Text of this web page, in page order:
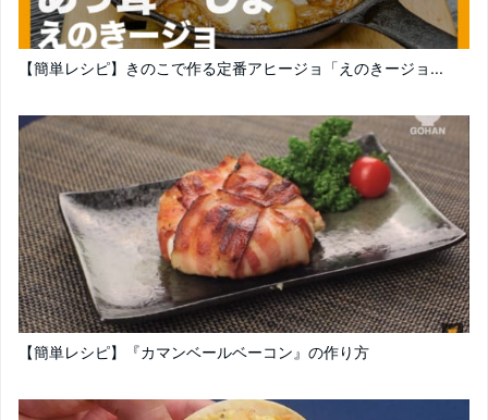
【簡単レシピ】きのこで作る定番アヒージョ「えのきージョ...
【簡単レシピ】『カマンベールベーコン』の作り方